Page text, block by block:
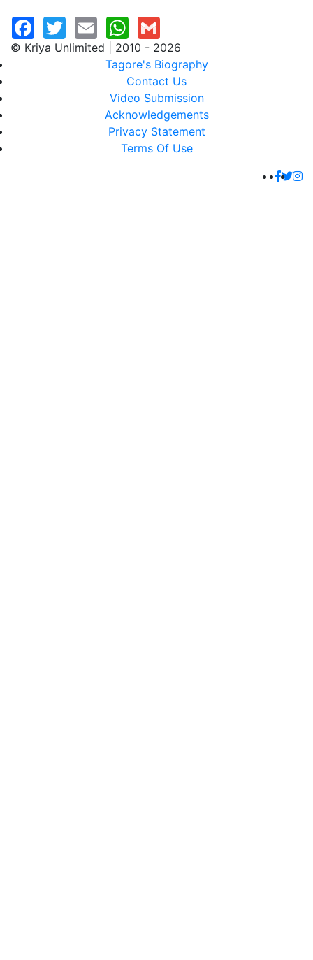
© Kriya Unlimited | 2010 - 2026
Tagore's Biography
Contact Us
Video Submission
Acknowledgements
Privacy Statement
Terms Of Use